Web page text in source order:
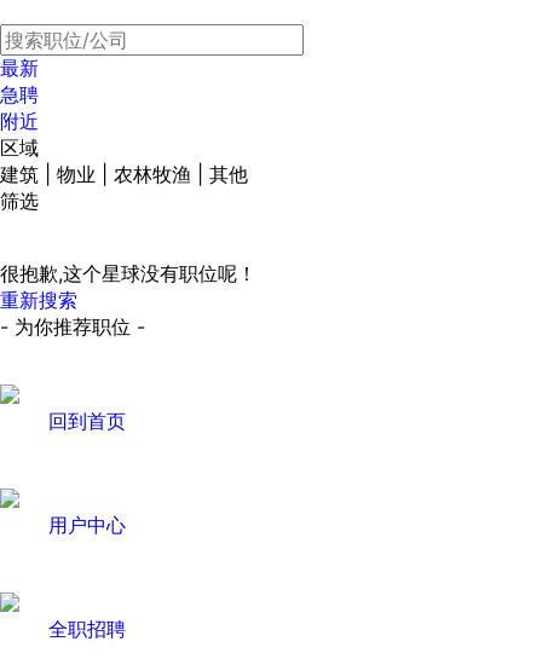
最新
急聘
附近
区域
建筑 | 物业 | 农林牧渔 | 其他
筛选
很抱歉,这个星球没有职位呢！
重新搜索
- 为你推荐职位 -
回到首页
用户中心
全职招聘